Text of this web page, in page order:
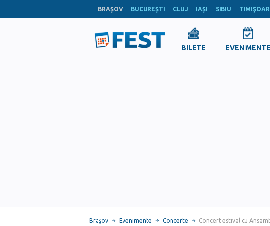
BRAŞOV BUCUREŞTI CLUJ IAŞI SIBIU
BILETE EVENIMENTE
Braşov Evenimente Concerte Concert estival cu